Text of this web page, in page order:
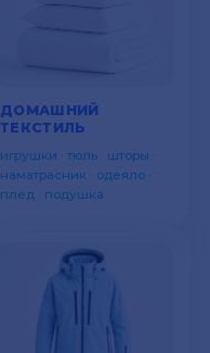
ДОМАШНИЙ
ТЕКСТИЛЬ
игрушки · тюль · шторы ·
наматрасник · одеяло ·
плед · подушка